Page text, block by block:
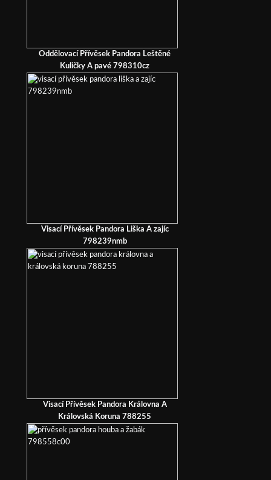
Oddělovací Přívěsek Pandora Leštěné
Kuličky A pavé 798310cz
Visací Přívěsek Pandora Liška A zajíc
798239nmb
Visací Přívěsek Pandora Královna A
Královská Koruna 788255